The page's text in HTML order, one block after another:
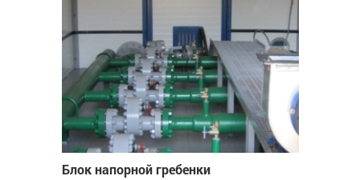
Блок напорной гребенки